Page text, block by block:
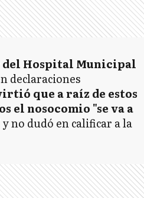
Hospital Municipal
declaraciones
que a raíz de estos
el nosocomio "se va a
y no dudó en calificar a la